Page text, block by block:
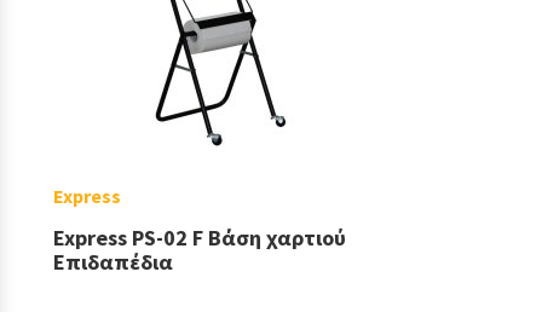
Express
Express PS-02 F Βάση χαρτιού
Επιδαπέδια